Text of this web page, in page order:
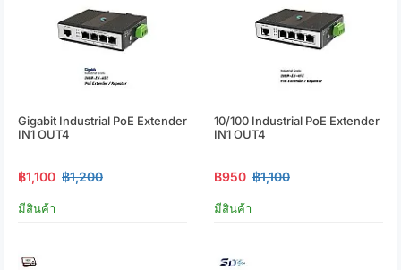
Gigabit Industrial PoE Extender
IN1 OUT4
฿1,100 ฿1,200
มีสินค้า
10/100 Industrial PoE Extender
IN1 OUT4
฿950 ฿1,100
มีสินค้า